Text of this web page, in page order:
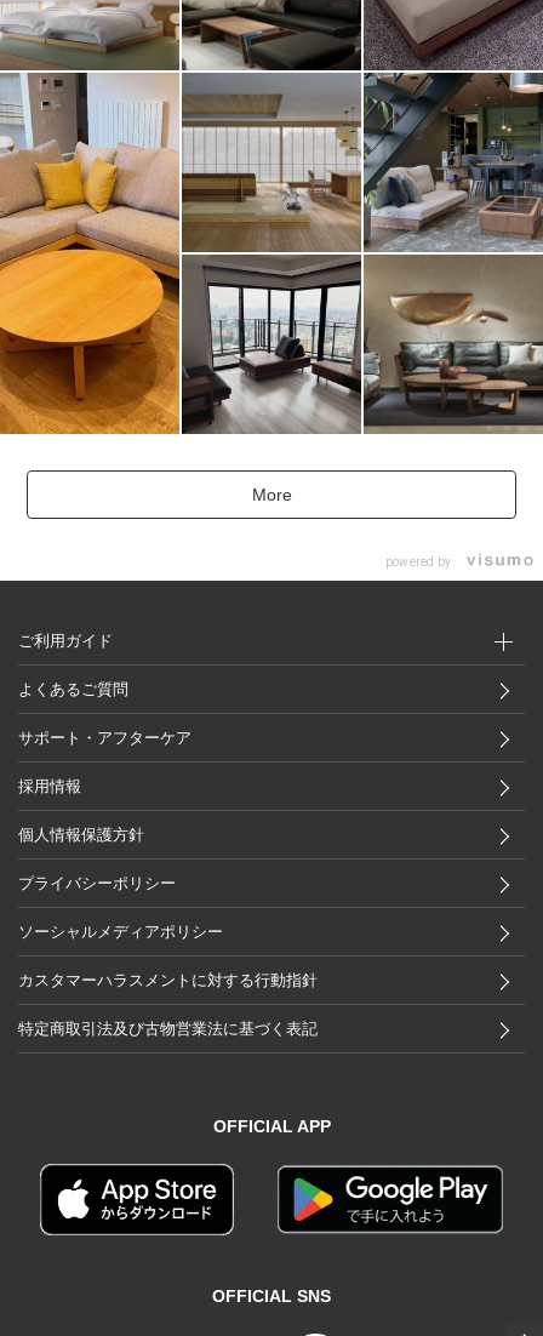
More
powered by
ご利用ガイド
よくあるご質問
サポート・アフターケア
採用情報
個人情報保護方針
プライバシーポリシー
ソーシャルメディアポリシー
カスタマーハラスメントに対する行動指針
特定商取引法及び古物営業法に基づく表記
OFFICIAL APP
OFFICIAL SNS